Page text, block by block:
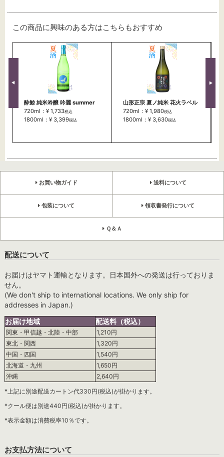
この商品に興味のある方はこちらもおすすめ
酔鯨 純米吟醸 吟麗 summer
720ml：¥ 1,733税込
1800ml：¥ 3,399税込
山形正宗 夏ノ純米 花火ラベル
720ml：¥ 1,980税込
1800ml：¥ 3,630税込
お買い物ガイド 送料について
包装について 領収書発行について
Ｑ＆Ａ
配送について
お届けはヤマト運輸となります。日本国外への発送は行っておりま
せん。
(We don't ship to international locations. We only ship for
addresses in Japan.)
お届け地域
配送料（税込）
関東・甲信越・北陸・中部
1,210円
東北・関西
1,320円
中国・四国
1,540円
北海道・九州
1,650円
沖縄
2,640円
*上記に別途配送カートン代330円(税込)が掛かります。
*クール便は別途440円(税込)が掛かります。
*表示金額は消費税率10％です。
お支払方法について